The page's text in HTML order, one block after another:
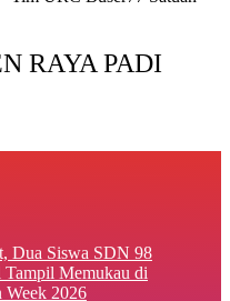
RAYA PADI